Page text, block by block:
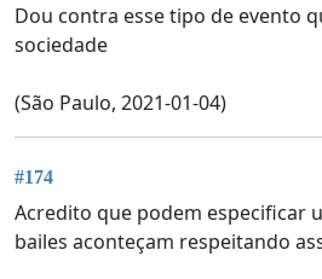
Dou contra esse tipo de evento
sociedade
(São Paulo, 2021-01-04)
#174
Acredito que podem especificar
bailes aconteçam respeitando